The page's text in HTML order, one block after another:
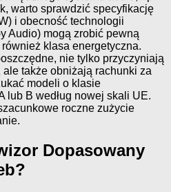
warto sprawdzić specyfikację
i obecność technologii
Audio) mogą zrobić pewną
klasa energetyczna.
nie tylko przyczyniają
także obniżają rachunki za
modeli o klasie
lub B według nowej skali UE.
roczne zużycie
Dopasowany